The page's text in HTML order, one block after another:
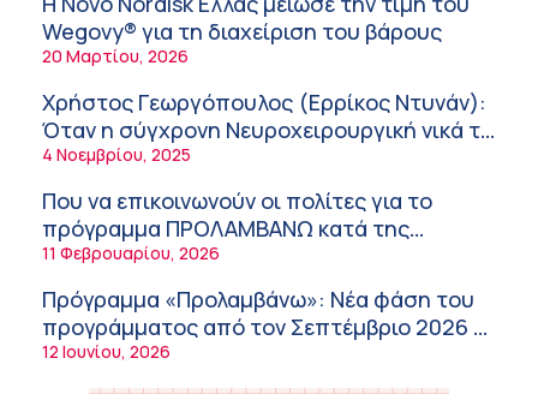
φαρμάκων στη διάρκεια του καλοκαιριού
12:08 μμ
Μιχάλης Τάτσης, Insurance & Healthcare
Analyst, διευθυντής Επιχειρηματικής
Ανάπτυξης Ομίλου HHG
11:54 πμ
Kavita Patel: Ένα στα πέντε καινοτόμα
φάρμακα φτάνει τελικά στην Ελλάδα
9:21 πμ
Υπάρχει τελικά «δίαιτα θυρεοειδούς»; Τι
λέει η επιστήμη για τη διατροφή και τα
συμπληρώματα
7:38 πμ
Πυρκαγιά στη Δυτική Αττική: Οι κίνδυνοι για
Wegovy® για τη διαχείριση του βάρους
20 Μαρτίου, 2026
Χρήστος Γεωργόπουλος (Ερρίκος Ντυνάν):
Όταν η σύγχρονη Νευροχειρουργική νικά το
φόβο!
4 Νοεμβρίου, 2025
Που να επικοινωνούν οι πολίτες για το
πρόγραμμα ΠΡΟΛΑΜΒΑΝΩ κατά της
παχυσαρκίας
11 Φεβρουαρίου, 2026
Πρόγραμμα «Προλαμβάνω»: Νέα φάση του
προγράμματος από τον Σεπτέμβριο 2026 –
Δωρεάν προληπτικές εξετάσεις έως το
12 Ιουνίου, 2026